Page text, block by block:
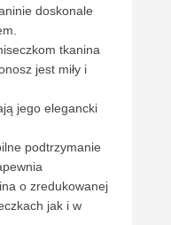
doskonale
tkanina
jest miły i
jego elegancki
podtrzymanie
o zredukowanej
jak i w